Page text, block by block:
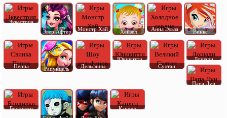
Эквестрия
Эвер Афтер
Монстр Хай Хейзел Анна Эльза Винкс
Пеппа Рапунцель Дельфины
Юникитти
Султан
Лошади
Папа Луи
Бродилки
Капхед